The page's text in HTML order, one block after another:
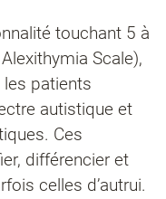
touchant 5 à
Scale),
patients
autistique et
Ces
différencier et
celles d’autrui.